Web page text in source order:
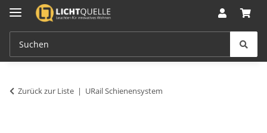
Zurück zur Liste URail Schienensystem